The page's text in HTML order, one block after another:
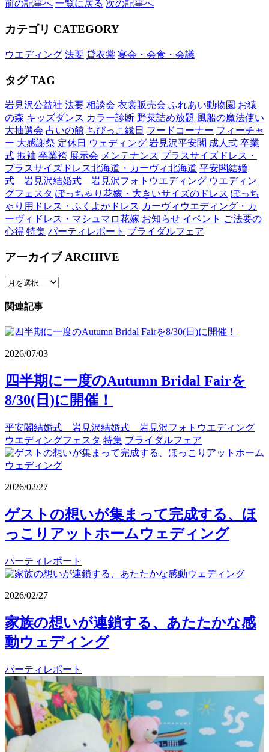
前の記事へ 一覧に戻る 次の記事へ
カテゴリ CATEGORY
ウエディング 法要 貸衣裳 宴会・会食・会議
タグ TAG
岩見沢公益社 法要 相談会 衣裳販売会 ふれあい動物園 お猿
の森 キッズダンス カラー診断 野菜詰め放題 風船の魔法使い
大抽選会 占いの館 ちびっこ縁日 フードコーナー フィーチャ
ー 大感謝祭 定休日 ウェディング 岩見沢平安閣 成人式 卒業
式 振袖 卒業袴 展示会 メンテナンス プラスサイズドレス・
プラスサイズドレス北海道・カーヴィ北海道 平安閣結婚
式 岩見沢結婚式 岩見沢フォトウエディング ウエディン
グフェスタ ぽっちゃり花嫁・大きいサイズのドレス ぽっち
ゃり用ドレス・ふくよかドレス カーヴィウエディング・カ
ーヴィドレス・マシュマロ花嫁 お知らせ イベント ご法要の
心得 特集 パーティレポート ブライダルフェア
アーカイブ ARCHIVE
関連記事
2026/07/03
四半期に一度のAutumn Bridal Fairを
8/30(日)に開催！
平安閣結婚式 岩見沢結婚式 岩見沢フォトウエディング
ウエディングフェスタ 特集 ブライダルフェア
2026/02/27
ゲストの想いが集まって完成する、ほ
っこりアットホームウェディング
パーティレポート
2026/02/27
家族の想いが連鎖する、あたたかな感
動ウェディング
パーティレポート